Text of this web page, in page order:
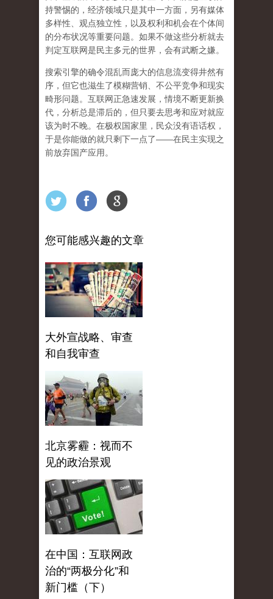
持警惕的，经济领域只是其中一方面，另有媒体
多样性、观点独立性，以及权利和机会在个体间
的分布状况等重要问题。 如果不做这些分析就去
判定互联网是民主多元的世界，会有武断之嫌。
搜索引擎的确令混乱而庞大的信息流变得井然有
序，但它也滋生了模糊营销、不公平竞争和现实
畸形问题。互联网正急速发展，情境不断更新换
代，分析总是滞后的，但只要去思考和应对就应
该为时不晚。在极权国家里，民众没有语话权，
于是你能做的就只剩下一点了——在民主实现之
前放弃国产应用 。
您可能感兴趣的文章
大外宣战略、审查
和自我审查
北京雾霾：视而不
见的政治景观
在中国：互联网政
治的“两极分化”和
新门槛（下）